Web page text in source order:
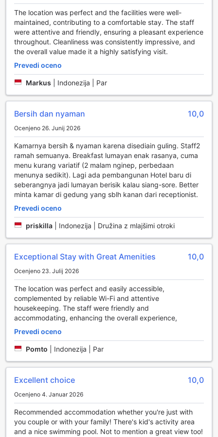
druženje. V Pesona Alam Resort & Spa so vse sobe
zasnovane tako, da nudijo vrhunsko izkušnjo, ki bo
zadovoljila vse vaše potrebe.
Kulinarika v Pesona Alam Resort & Spa
Pesona Alam Resort & Spa ponuja edinstveno kulinarično
izkušnjo, ki združuje lokalne okuse in mednarodne klasike.
Vsako jutro se gostje lahko razvajajo na bogatem bifeju za
zajtrk, kjer so na voljo različne jedi, ki zadovoljijo vse okuse.
Od sveže pečenega kruha, slastnih peciv, do raznovrstnih
svežih sadežev in jogurtov, zajtrk v resortu je pravi raj za
Za tiste, ki uživajo v kontinentalnem zajtrku, Pesona Alam
Resort & Spa ponuja široko izbiro jedi, ki se prilegajo
vsakemu okusu. Od klasičnih jajc na različne načine do
okusnih omlet in slastnih palačink, vsak obiskovalec lahko
najde nekaj, kar ga bo navdušilo. Uživajte v mirnem okolju
ob čudovitem razgledu, medtem ko se pripravljate na dan
poln avantur v čudovitem Cibeureumu.
Sobe v Pesona Alam Resort & Spa: Udobje in Eleganca v
Naravi
Pesona Alam Resort & Spa ponuja široko paleto sob, ki
sobna vila, ki meri 69 kvadratnih metrov, je zasnovana za
pare ali posameznike, ki iščejo zasebnost in prostornost,
saj vključuje udobno zakonsko posteljo. Za družine ali
skupine prijateljev pa so na voljo Superior sobe z dvema
spalnicama, ki merijo 78 kvadratnih metrov in vključujejo en
zakonski ter en enojni ležaj, kar omogoča prijetno bivanje
za vse člane. Tisti, ki si želijo še več prostora, lahko
izberejo 3-sobno Deluxe sobo, ki ponuja dve zakonski
postelji in dva enojna ležišča, kar je idealno za večje
družine ali skupine.
& Spa zagotavlja, da boste uživali v udobju in stilu. Njihove
Deluxe sobe, ki merijo 24 kvadratnih metrov, so na voljo z
dvema enojnima ležiščema ali zakonsko posteljo, kar
zagotavlja prilagodljivost glede na vaše potrebe. Za
čudovit razgled na gore pa izberite Deluxe Mountain View
sobo, ki ponuja enake dimenzije in udobje, hkrati pa vas
navduši s spektakularnimi naravnimi lepotami. Rezervacija
teh sob preko Agoda vam omogoča dostop do najboljših
The location was perfect and the facilities were well-
maintained, contributing to a comfortable stay. The staff
were attentive and friendly, ensuring a pleasant experience
throughout. Cleanliness was consistently impressive, and
the overall value made it a highly satisfying visit.
Prevedi oceno
Markus Indonezija | Par
Bersih dan nyaman 10,0
Ocenjeno 26. Junij 2026
Kamarnya bersih & nyaman karena disediain guling. Staff2
ramah semuanya. Breakfast lumayan enak rasanya, cuma
menu kurang variatif (2 malam nginep, perbedaan
menunya sedikit). Lagi ada pembangunan Hotel baru di
seberangnya jadi lumayan berisik kalau siang-sore. Better
minta kamar di gedung yang sblh kanan dari receptionist.
Prevedi oceno
priskilla Indonezija | Družina z mlajšimi otroki
Exceptional Stay with Great Amenities 10,0
Ocenjeno 23. Julij 2026
The location was perfect and easily accessible,
complemented by reliable Wi-Fi and attentive
housekeeping. The staff were friendly and
accommodating, enhancing the overall experience,
Prevedi oceno
Pomto Indonezija | Par
Excellent choice 10,0
Ocenjeno 4. Januar 2026
Recommended accommodation whether you're just with
you couple or with your family! There's kid's activity area
and a nice swimming pool. Not to mention a great view too!